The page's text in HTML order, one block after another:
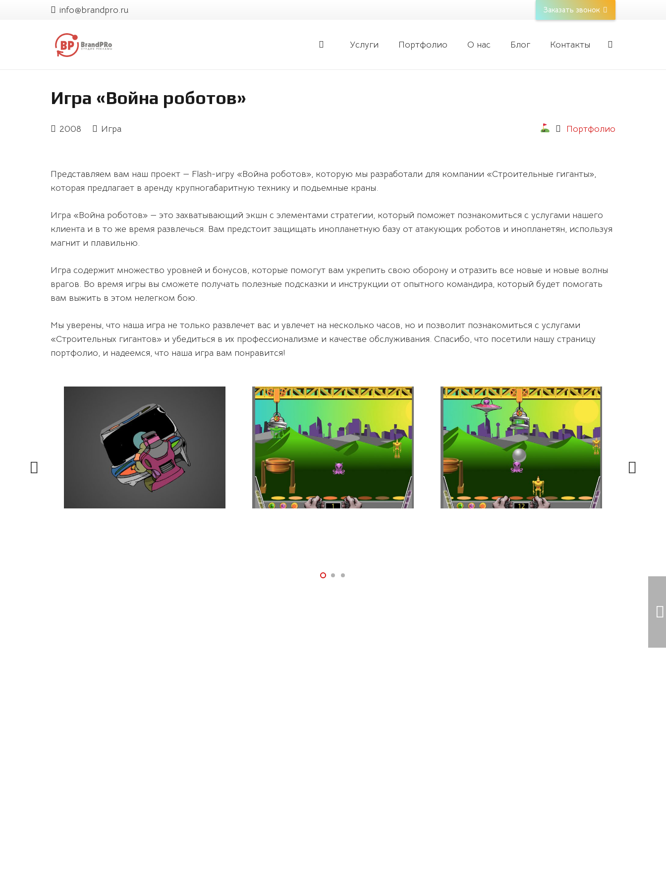
info@brandpro.ru Заказать звонок
Услуги Портфолио О нас Блог Контакты
Игра «Война роботов»
2008 Игра Портфолио
Представляем вам наш проект — Flash-игру «Война роботов», которую мы разработали для компании «Строительные гиганты»,
которая предлагает в аренду крупногабаритную технику и подьемные краны.
Игра «Война роботов» — это захватывающий экшн с элементами стратегии, который поможет познакомиться с услугами нашего
клиента и в то же время развлечься. Вам предстоит защищать инопланетную базу от атакующих роботов и инопланетян, используя
магнит и плавильню.
Игра содержит множество уровней и бонусов, которые помогут вам укрепить свою оборону и отразить все новые и новые волны
врагов. Во время игры вы сможете получать полезные подсказки и инструкции от опытного командира, который будет помогать
вам выжить в этом нелегком бою.
Мы уверены, что наша игра не только развлечет вас и увлечет на несколько часов, но и позволит познакомиться с услугами
«Строительных гигантов» и убедиться в их профессионализме и качестве обслуживания. Спасибо, что посетили нашу страницу
портфолио, и надеемся, что наша игра вам понравится!